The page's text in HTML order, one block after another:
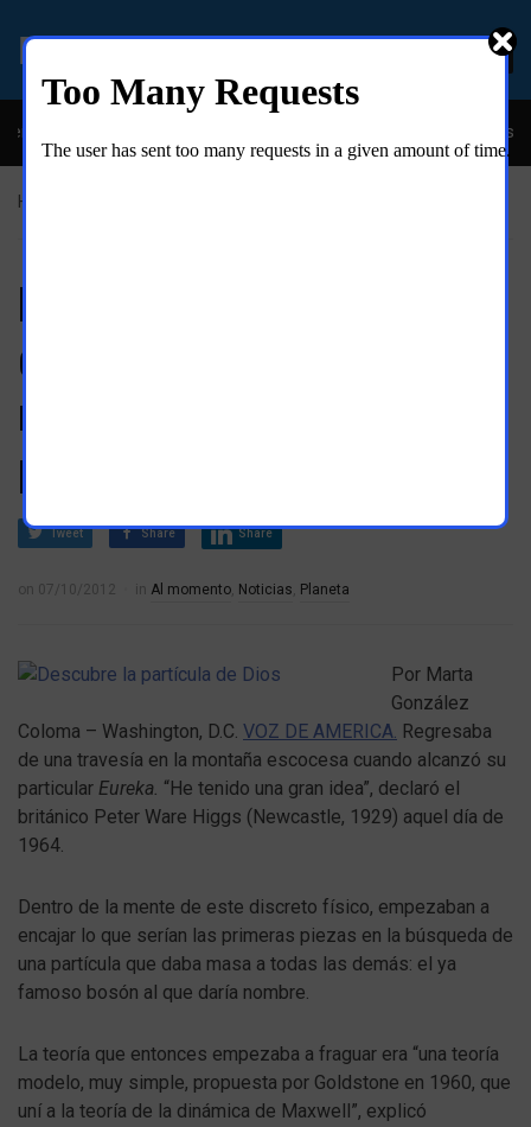
EL MOLINO ONLINE
y descarada historia del congresista por NY George Santos
Home
Peter Higgs: el huidizo
científico que hizo historia;
reconocido 40 años después
por su descubrimiento
Tweet Share Share
on 07/10/2012 in Al momento, Noticias, Planeta
Por Marta
González
Coloma – Washington, D.C. VOZ DE AMERICA. Regresaba
de una travesía en la montaña escocesa cuando alcanzó su
particular Eureka. “He tenido una gran idea”, declaró el
británico Peter Ware Higgs (Newcastle, 1929) aquel día de
1964.
Dentro de la mente de este discreto físico, empezaban a
encajar lo que serían las primeras piezas en la búsqueda de
una partícula que daba masa a todas las demás: el ya
famoso bosón al que daría nombre.
La teoría que entonces empezaba a fraguar era “una teoría
modelo, muy simple, propuesta por Goldstone en 1960, que
uní a la teoría de la dinámica de Maxwell”, explicó